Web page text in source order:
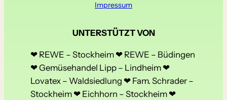
Impressum
UNTERSTÜTZT VON
❤ REWE – Stockheim ❤ REWE – Büdingen
❤ Gemüsehandel Lipp – Lindheim ❤
Lovatex – Waldsiedlung ❤ Fam. Schrader –
Stockheim ❤ Eichhorn – Stockheim ❤